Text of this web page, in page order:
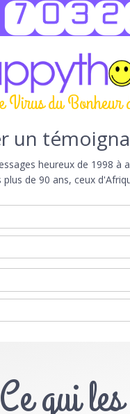
Virus du Bonheur
un
heureux de 1998
plus de 90 ans, ceux
Ce qui